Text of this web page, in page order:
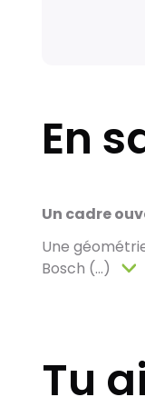
En
Un cadre
Une
Bosch (...)
Tu